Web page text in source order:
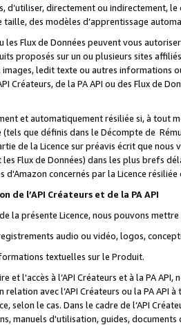
d’utiliser, directement ou indirectement,
des modèles d’apprentissage
les Flux de Données peuvent vous
proposés sur un ou plusieurs sites
ledit texte ou autres informations
Créateurs, de la PA API ou des Flux de
et automatiquement résiliée si, à
que définis dans le Décompte de
de la Licence sur préavis écrit que
les Flux de Données) dans les plus
d'Amazon concernés par la Licence
de l’API Créateurs et de la PA API
la présente Licence, nous pouvons
audio ou vidéo, logos,
textuelles sur le Produit.
et l'accès à l’API Créateurs et à la PA
avec l’API Créateurs ou la PA
selon le cas. Dans le cadre de l’API
manuels d'utilisation, guides,